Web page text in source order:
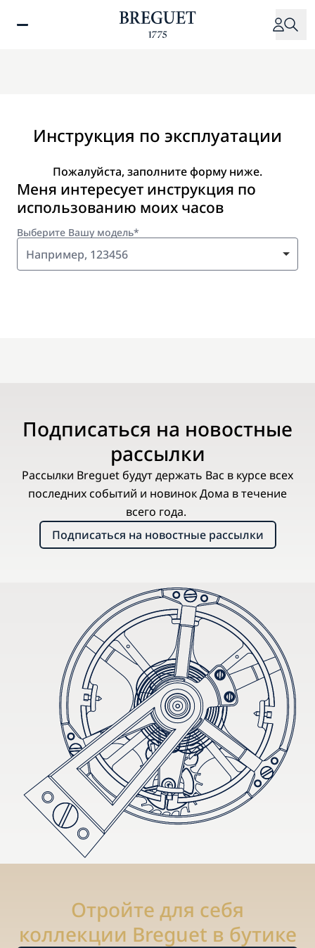
Инструкция по эксплуатации
Пожалуйста, заполните форму ниже.
Меня интересует инструкция по
использованию моих часов
Выберите Вашу модель*
Например, 123456
Подписаться на новостные
рассылки
Рассылки Breguet будут держать Вас в курсе всех
последних событий и новинок Дома в течение
всего года.
Подписаться на новостные рассылки
Отройте для себя
коллекции Breguet в бутике